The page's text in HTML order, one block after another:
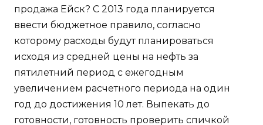
продажа Ейск? С 2013 года планируется
ввести бюджетное правило, согласно
которому расходы будут планироваться
исходя из средней цены на нефть за
пятилетний период с ежегодным
увеличением расчетного периода на один
год до достижения 10 лет. Выпекать до
готовности, готовность проверить спичкой